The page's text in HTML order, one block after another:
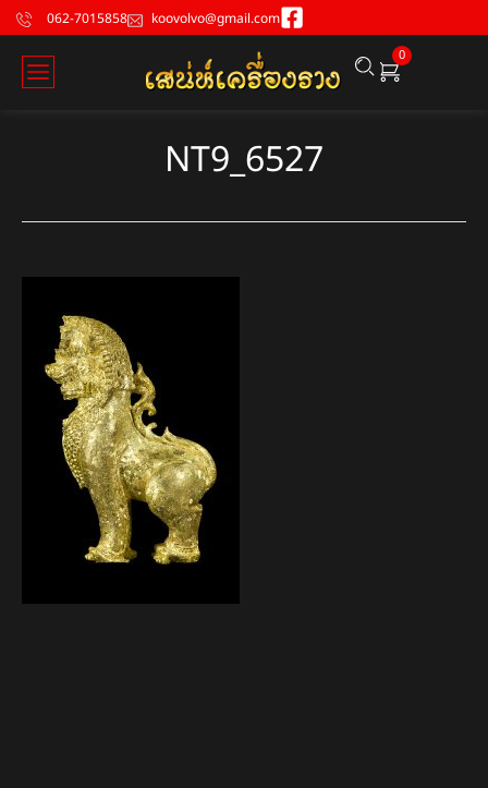
062-7015858 koovolvo@gmail.com
0
NT9_6527